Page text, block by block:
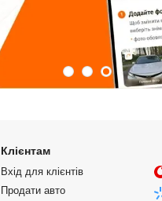
Клієнтам
Вхід для клієнтів
Продати авто